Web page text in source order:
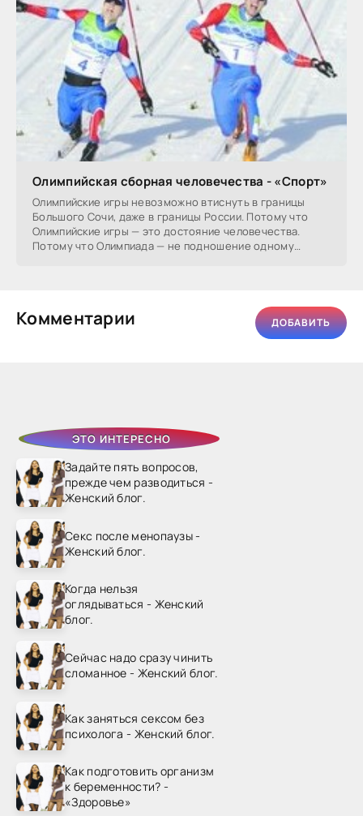
ЭТО ИНТЕРЕСНО
Задайте пять вопросов,
прежде чем разводиться -
Женский блог.
Секс после менопаузы -
Женский блог.
Когда нельзя
оглядываться - Женский
блог.
Сейчас надо сразу чинить
сломанное - Женский блог.
Как заняться сексом без
психолога - Женский блог.
Как подготовить организм
к беременности? -
«Здоровье»
Олимпийская сборная человечества - «Спорт»
Олимпийские игры невозможно втиснуть в границы
Большого Сочи, даже в границы России. Потому что
Олимпийские игры — это достояние человечества.
Потому что Олимпиада — не подношение одному
Комментарии ДОБАВИТЬ